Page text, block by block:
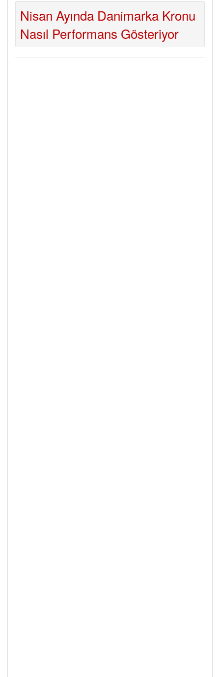
Nisan Ayında Danimarka Kronu
Nasıl Performans Gösteriyor